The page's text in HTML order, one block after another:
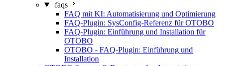
faqs
FAQ mit KI: Automatisierung und Optimierung
FAQ-Plugin: SysConfig-Referenz für OTOBO
FAQ-Plugin: Einführung und Installation für
OTOBO
OTOBO - FAQ-Plugin: Einführung und
Installation